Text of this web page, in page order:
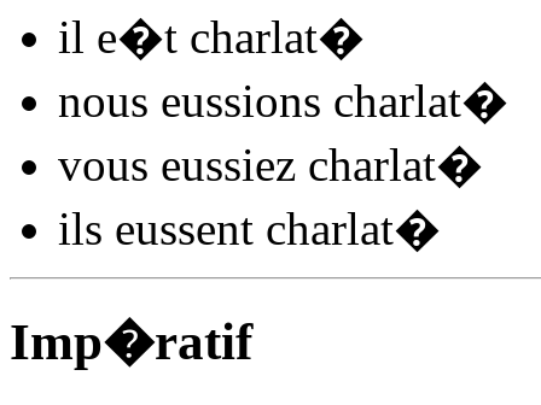
il e�t charlat�
nous eussions charlat�
vous eussiez charlat�
ils eussent charlat�
Imp�ratif